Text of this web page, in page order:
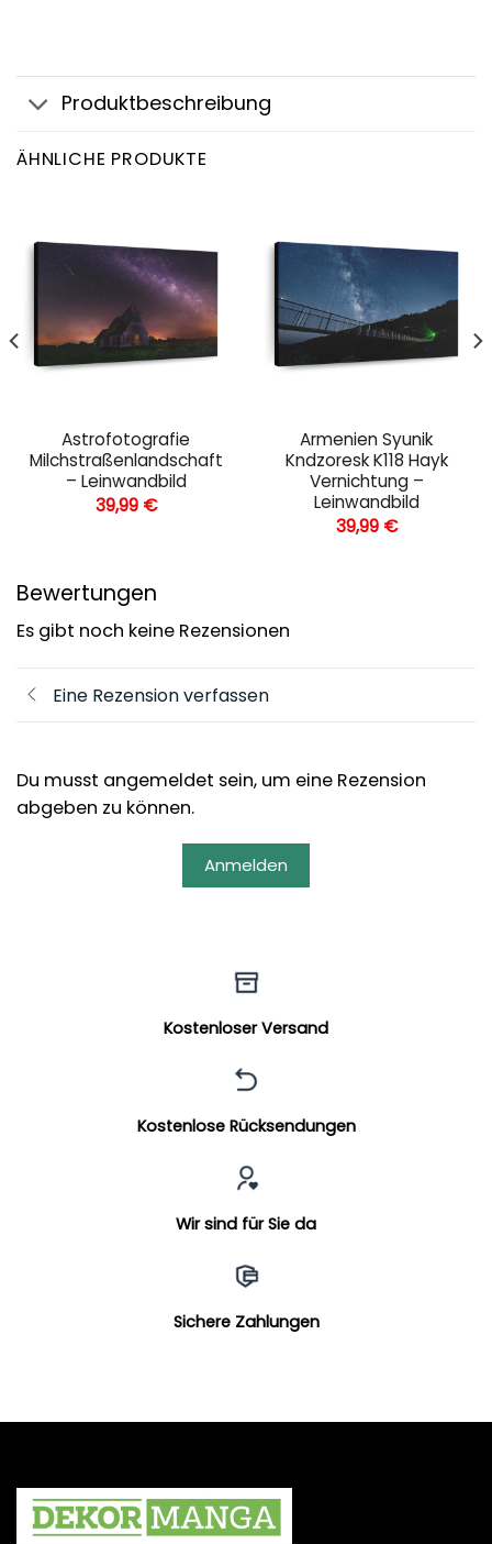
Produktbeschreibung
ÄHNLICHE PRODUKTE
Astrofotografie
Milchstraßenlandschaft
– Leinwandbild
39,99 €
Armenien Syunik
Kndzoresk K118 Hayk
Vernichtung –
Leinwandbild
39,99 €
Bewertungen
Es gibt noch keine Rezensionen
Eine Rezension verfassen
Du musst angemeldet sein, um eine Rezension
abgeben zu können.
Anmelden
Kostenloser Versand
Kostenlose Rücksendungen
Wir sind für Sie da
Sichere Zahlungen